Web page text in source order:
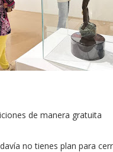
de manera gratuita
no tienes plan para